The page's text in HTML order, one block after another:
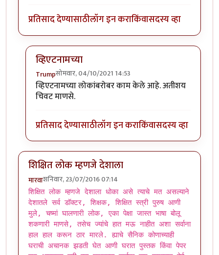
प्रतिसाद देण्यासाठीलॉग इन कराकिंवासदस्य व्हा
व्हिएटनामच्या
Trumpसोमवार, 04/10/2021 14:53
In reply toपॉल पॉटला त्याच्याbyएस
व्हिएटनामच्या लोकांबरोबर काम केले आहे. अतीशय
चिवट माणसे.
प्रतिसाद देण्यासाठीलॉग इन कराकिंवासदस्य व्हा
शिक्षित लोक म्हणजे देशाला
मारवाशनिवार, 23/07/2016 07:14
शिक्षित लोक म्हणजे देशाला धोका असे त्याचे मत असल्याने
देशातले सर्व डॉक्टर, शिक्षक, शिक्षित स्त्री पुरुष आणी
मुले, चष्मां घालणारी लोक, एका पेक्षा जास्त भाषा बोलू
शकणारी माणसे, तसेच ज्यांचे हात मऊ नाहीत अशा सर्वाना
हाल हाल करून ठार मारले. ह्याचे सैनिक कोणाच्याही
घराची अचानक झडती घेत आणी घरात पुस्तक किंवा पेपर